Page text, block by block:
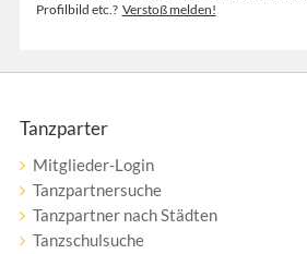
Profilbild etc.? Verstoß melden!
Tanzparter
Mitglieder-Login
Tanzpartnersuche
Tanzpartner nach Städten
Tanzschulsuche